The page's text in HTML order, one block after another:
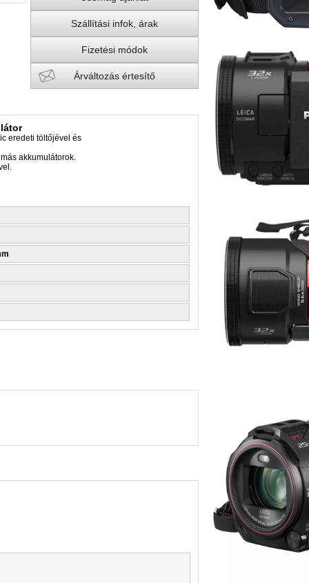
Szállítási infok, árak
Fizetési módok
Árváltozás értesítő
eredeti töltőjével és
akkumulátorok.